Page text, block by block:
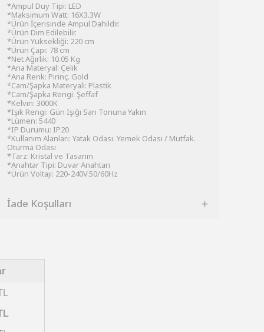
*Ampul Duy Tipi: LED
*Maksimum Watt: 16X3.3W
*Ürün İçerisinde Ampul Dahildir.
*Ürün Dim Edilebilir.
*Ürün Yüksekliği: 220 cm
*Ürün Çapı: 78 cm
*Net Ağırlık: 10.05 Kg
*Ana Materyal: Çelik
*Ana Renk: Pirinç. Gold
*Cam/Şapka Materyali: Plastik
*Cam/Şapka Rengi: Şeffaf
*Kelvın: 3000K
*Işık Rengi: Gün Işığı Sarı Tonuna Yakın
*Lümen: 5440
*IP Durumu: IP20
*Kullanım Alanları: Yatak Odası. Yemek Odası / Mutfak.
Oturma Odası
*Tarz: Kristal ve Tasarım
*Anahtar Tipi: Duvar Anahtarı
*Ürün Voltajı: 220-240V.50/60Hz
İade Koşulları